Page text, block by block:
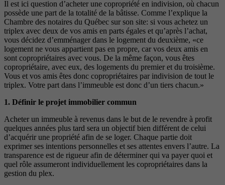
Il est ici question d’acheter une copropriété en indivision, où chacun
possède une part de la totalité de la bâtisse. Comme l’explique la
Chambre des notaires du Québec sur son site: si vous achetez un
triplex avec deux de vos amis en parts égales et qu’après l’achat,
vous décidez d’emménager dans le logement du deuxième, «ce
logement ne vous appartient pas en propre, car vos deux amis en
sont copropriétaires avec vous. De la même façon, vous êtes
copropriétaire, avec eux, des logements du premier et du troisième.
Vous et vos amis êtes donc copropriétaires par indivision de tout le
triplex. Votre part dans l’immeuble est donc d’un tiers chacun.»
1. Définir le projet immobilier commun
Acheter un immeuble à revenus dans le but de le revendre à profit
quelques années plus tard sera un objectif bien différent de celui
d’acquérir une propriété afin de se loger. Chaque partie doit
exprimer ses intentions personnelles et ses attentes envers l’autre. La
transparence est de rigueur afin de déterminer qui va payer quoi et
quel rôle assumeront individuellement les copropriétaires dans la
gestion du plex.